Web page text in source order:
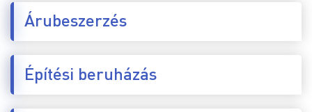
Árubeszerzés
Építési beruházás